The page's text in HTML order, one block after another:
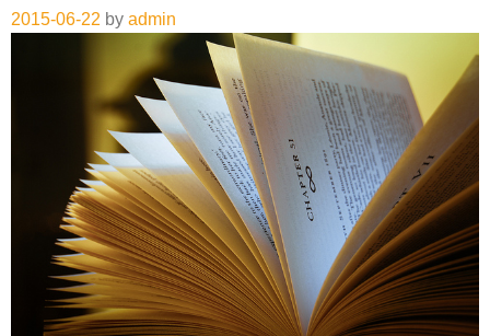
2015-06-22 by admin